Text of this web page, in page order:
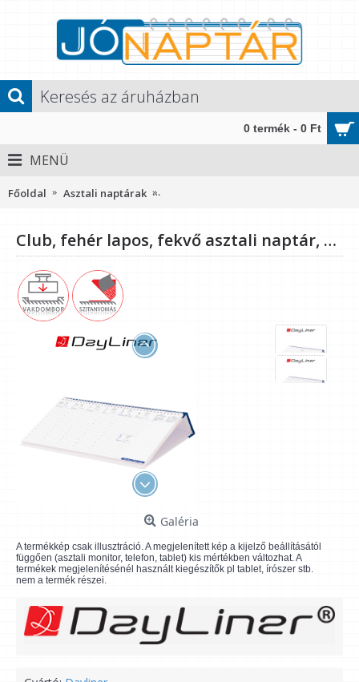
0 termék - 0 Ft
MENÜ
Főoldal Asztali naptárak
Club, fehér lapos, fekvő asztali naptár, Kék
Galéria
A termékkép csak illusztráció. A megjelenített kép a kijelző beállításától
függően (asztali monitor, telefon, tablet) kis mértékben változhat. A
termékek megjelenítésénél használt kiegészítők pl tablet, írószer stb.
nem a termék részei.